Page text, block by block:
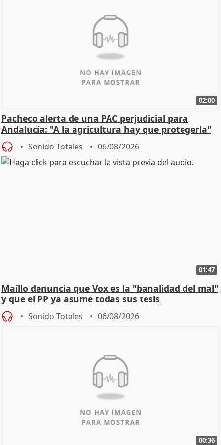
02:00
Pacheco alerta de una PAC perjudicial para
Andalucía: "A la agricultura hay que protegerla"
Sonido Totales 06/08/2026
01:47
Maíllo denuncia que Vox es la "banalidad del mal"
y que el PP ya asume todas sus tesis
Sonido Totales 06/08/2026
00:36